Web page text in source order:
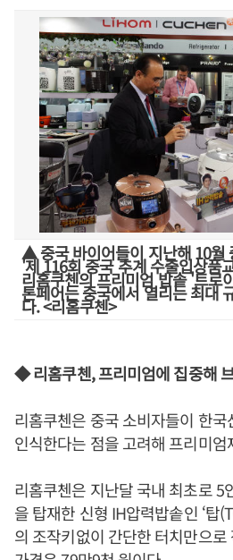
▲ 중국 바이어들이 지난해 10월
'제 116회 중국 추계 수출입상품
리홈쿠첸의 프리미엄 밥솥 '트로
톤페어는 중국에서 열리는 최대
다. <리홈쿠첸>
◆ 리홈쿠첸, 프리미엄에 집중해
리홈쿠첸은 중국 소비자들이 한국
인식한다는 점을 고려해 프리미
리홈쿠첸은 지난달 국내 최초로 5
을 탑재한 신형 IH압력밥솥인 ‘탑
의 조작키없이 간단한 터치만으